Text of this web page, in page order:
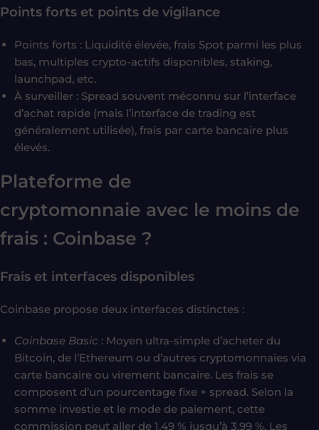
Points forts et points de vigilance
Points forts : Liquidité élevée, frais Spot parmi les plus
bas, multiples crypto-actifs disponibles, staking,
launchpad, etc.
À surveiller : Spread souvent méconnu sur l’interface
d’achat rapide (mais l’interface de trading est
généralement utilisée), frais par carte bancaire plus
élevés.
Plateforme de
cryptomonnaie avec le moins de
frais : Coinbase ?
Frais et interfaces disponibles
Coinbase propose deux interfaces distinctes :
Coinbase Basic : Moyen ultra-simple d’acheter du
Bitcoin, de l’Ethereum ou d’autres cryptomonnaies via
carte bancaire ou virement bancaire. Les frais se
composent d’un pourcentage fixe + spread. Selon la
somme investie et le mode de paiement, cette
commission peut aller de 1,49 % jusqu’à 3,99 %. Les